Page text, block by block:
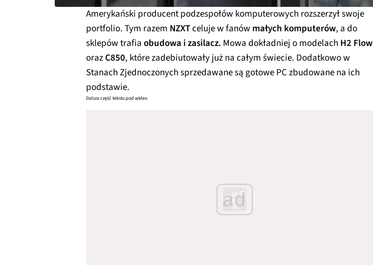
Amerykański producent podzespołów komputerowych rozszerzył swoje
portfolio. Tym razem NZXTceluje w fanów małych komputerów, a do
sklepów trafiaobudowa i zasilacz. Mowa dokładniej o modelach H2 Flow
orazC850, które zadebiutowały już na całym świecie. Dodatkowo w
Stanach Zjednoczonych sprzedawane są gotowe PC zbudowane na ich
podstawie.
Dalsza część tekstu pod wideo
ad